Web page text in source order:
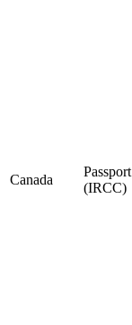
Canada
Passport
(IRCC)